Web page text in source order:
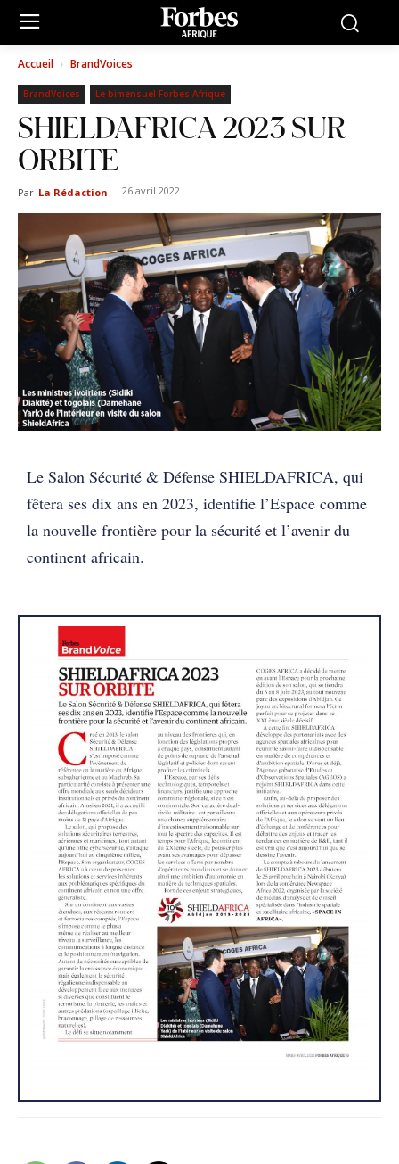
Accueil BrandVoices
BrandVoices Le bimensuel Forbes Afrique
SHIELDAFRICA 2023 SUR
ORBITE
Par La Rédaction - 26 avril 2022
Le Salon Sécurité & Défense SHIELDAFRICA, qui
fêtera ses dix ans en 2023, identifie l’Espace comme
la nouvelle frontière pour la sécurité et l’avenir du
continent africain.